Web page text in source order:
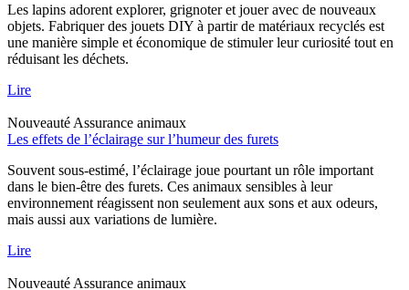
Les lapins adorent explorer, grignoter et jouer avec de nouveaux
objets. Fabriquer des jouets DIY à partir de matériaux recyclés est
une manière simple et économique de stimuler leur curiosité tout en
réduisant les déchets.
Lire
Nouveauté Assurance animaux
Les effets de l’éclairage sur l’humeur des furets
Souvent sous-estimé, l’éclairage joue pourtant un rôle important
dans le bien-être des furets. Ces animaux sensibles à leur
environnement réagissent non seulement aux sons et aux odeurs,
mais aussi aux variations de lumière.
Lire
Nouveauté Assurance animaux